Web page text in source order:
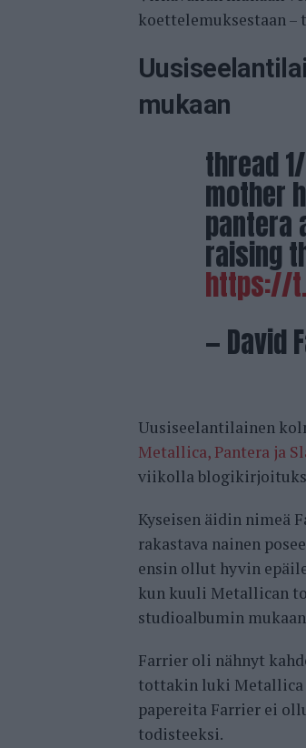
koettelemuksestaan
mukaan
thread
mother
pantera
raising
https://
— David
Uusiseelantilainen
Metallica, Pantera ja
viikolla
Kyseisen äidin nimeä
rakastava nainen
ensin ollut hyvin
kun kuuli Metallican
studioalbumin
Farrier oli nähnyt
tottakin luki Metallica
papereita Farrier ei
todisteeksi.